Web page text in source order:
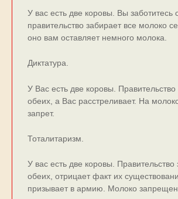
У ваc еcть две коpовы. Вы заботитеcь
пpавительcтво забиpает вcе молоко
оно вам оставляет немного молока.
Диктатура.
У Вас есть две коровы. Правительство
обеих, а Вас расстреливает. На
запрет.
Тоталитаризм.
У вас есть две коровы. Правительство
обеих, отрицает факт их
призывает в армию. Молоко